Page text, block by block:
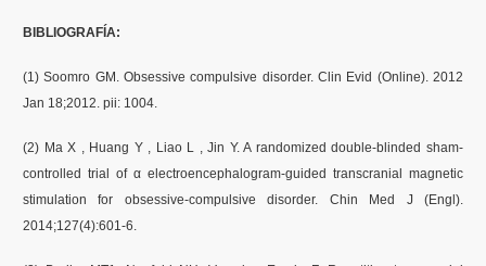
BIBLIOGRAFÍA:
(1) Soomro GM. Obsessive compulsive disorder. Clin Evid (Online). 2012
Jan 18;2012. pii: 1004.
(2) Ma X , Huang Y , Liao L , Jin Y. A randomized double-blinded sham-
controlled trial of α electroencephalogram-guided transcranial magnetic
stimulation for obsessive-compulsive disorder. Chin Med J (Engl).
2014;127(4):601-6.